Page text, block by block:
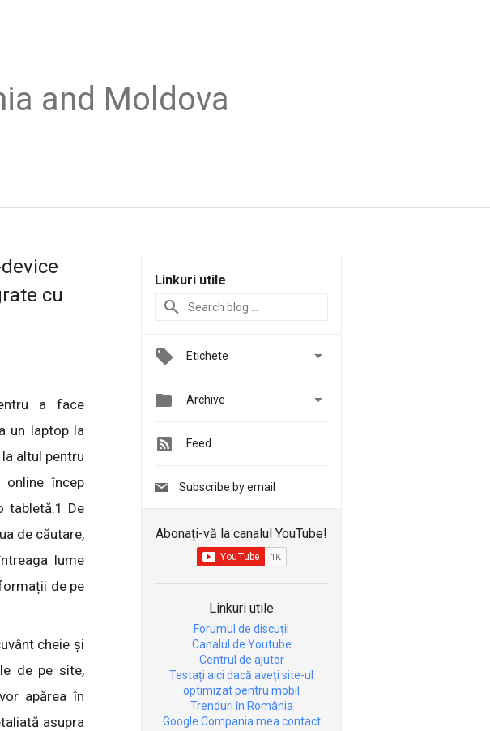
and Moldova
cu
a face
un laptop la
altul pentru
încep
tabletă.1 De
de căutare,
lume
de pe
cheie și
de pe site,
apărea în
asupra
Linkuri utile
Etichete 
 Archive 
Feed
Subscribe by email
Abonați-vă la canalul YouTube!
Linkuri utile
Forumul de discuții
Canalul de Youtube
Centrul de ajutor
Testați aici dacă aveți site-ul
optimizat pentru mobil
Trenduri în România
Google Compania mea contact